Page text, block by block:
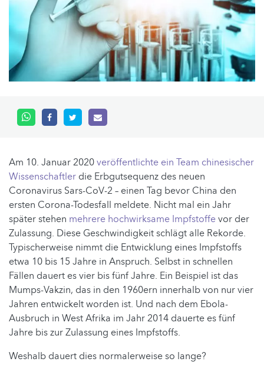
Am 10. Januar 2020veröffentlichte ein Team chinesischer
Wissenschaftler die Erbgutsequenz des neuen
Coronavirus Sars-CoV-2 – einen Tag bevor China den
ersten Corona-Todesfall meldete. Nicht mal ein Jahr
später stehen mehrere hochwirksame Impfstoffevor der
Zulassung. Diese Geschwindigkeit schlägt alle Rekorde.
Typischerweise nimmt die Entwicklung eines Impfstoffs
etwa 10 bis 15 Jahre in Anspruch. Selbst in schnellen
Fällen dauert es vier bis fünf Jahre. Ein Beispiel ist das
Mumps-Vakzin, das in den 1960ern innerhalb von nur vier
Jahren entwickelt worden ist. Und nach dem Ebola-
Ausbruch in West Afrika im Jahr 2014 dauerte es fünf
Jahre bis zur Zulassung eines Impfstoffs.
Weshalb dauert dies normalerweise so lange?